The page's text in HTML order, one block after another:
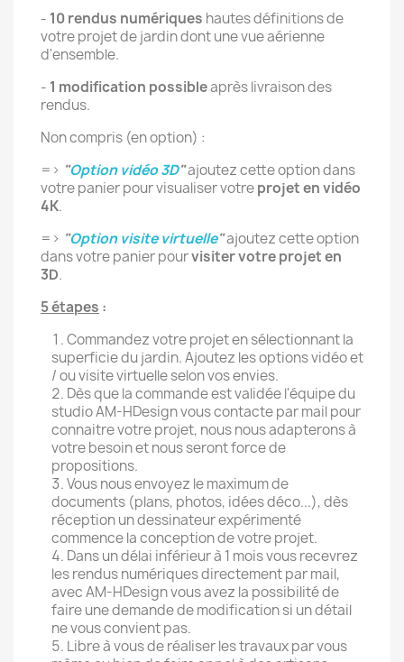
- 10 rendus numériques hautes définitions de
votre projet de jardin dont une vue aérienne
d'ensemble.
- 1 modification possibleaprès livraison des
rendus.
Non compris (en option) :
=> "Option vidéo 3D"ajoutez cette option dans
votre panier pour visualiser votreprojet en vidéo
4K.
=> "Option visite virtuelle"ajoutez cette option
dans votre panier pourvisiter votre projet en
3D.
5 étapes :
Commandez votre projet en sélectionnant la
superficie du jardin. Ajoutez les options vidéo et
/ ou visite virtuelle selon vos envies.
Dès que la commande est validée l'équipe du
studio AM-HDesign vous contacte par mail pour
connaitre votre projet, nous nous adapterons à
votre besoin et nous seront force de
propositions.
Vous nous envoyez le maximum de
documents (plans, photos, idées déco...), dès
réception un dessinateur expérimenté
commence la conception de votre projet.
Dans un délai inférieur à 1 mois vous recevrez
les rendus numériques directement par mail,
avec AM-HDesign vous avez la possibilité de
faire une demande de modification si un détail
ne vous convient pas.
Libre à vous de réaliser les travaux par vous
Créer une liste d'envies
Annuler Créer une liste d'envies